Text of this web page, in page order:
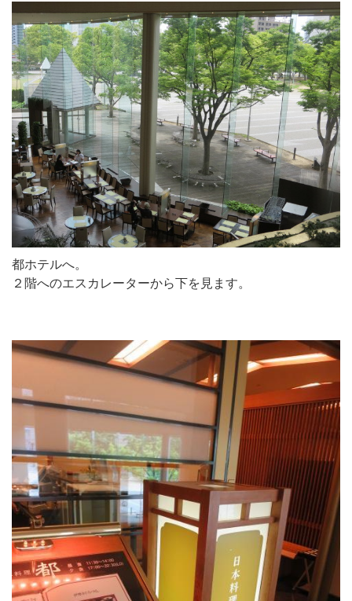
都ホテルへ。
２階へのエスカレーターから下を見ます。